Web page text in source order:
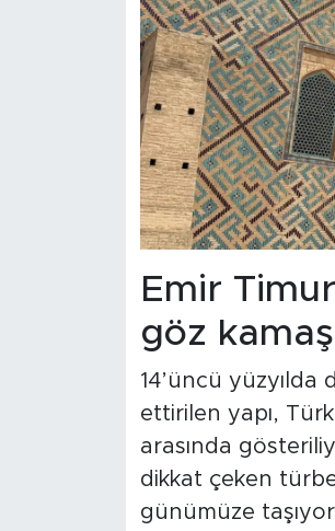
Emir
göz
14’üncü
ettirilen yapı,
arasında
dikkat çeken
günümüze